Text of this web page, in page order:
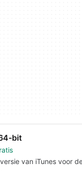
bit
van iTunes voor